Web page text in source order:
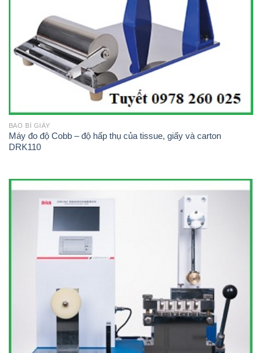
BAO BÌ GIẤY
Máy đo độ Cobb – độ hấp thụ của tissue, giấy và carton
DRK110